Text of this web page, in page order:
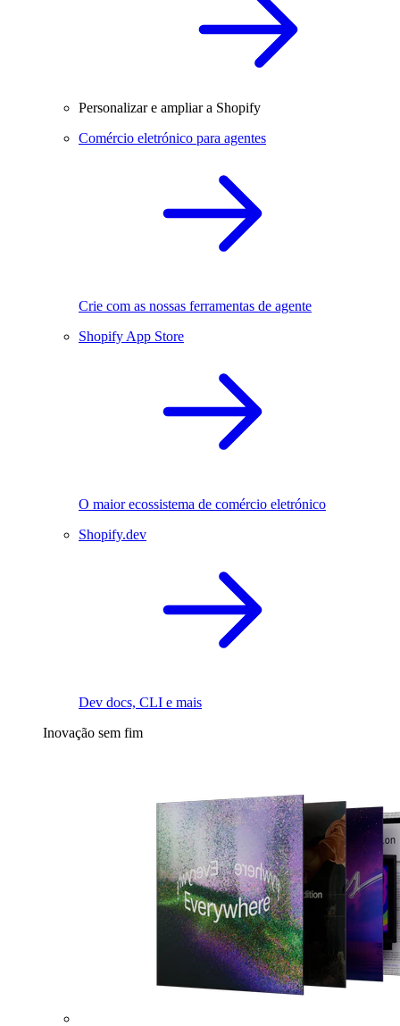
Personalizar e ampliar a Shopify
Comércio eletrónico para agentes
Crie com as nossas ferramentas de agente
Shopify App Store
O maior ecossistema de comércio eletrónico
Shopify.dev
Dev docs, CLI e mais
Inovação sem fim